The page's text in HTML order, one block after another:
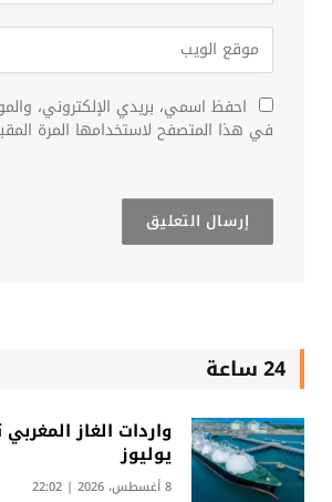
احفظ اسمي، بريدي الإلكتروني،
في هذا المتصفح لاستخدامها المرة
24 ساعة
واردات الغاز
يوليوز
8 أغسطس، 2026 | 22:02